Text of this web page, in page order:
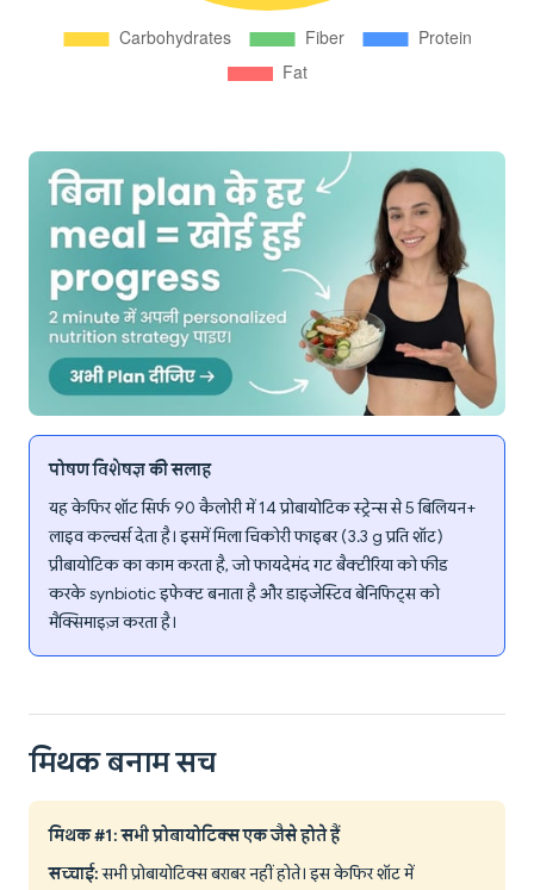
पोषण विशेषज्ञ की सलाह
यह केफिर शॉट सिर्फ 90 कैलोरी में 14 प्रोबायोटिक स्ट्रेन्स से 5 बिलियन+
लाइव कल्चर्स देता है। इसमें मिला चिकोरी फाइबर (3.3 g प्रति शॉट)
प्रीबायोटिक का काम करता है, जो फायदेमंद गट बैक्टीरिया को फीड
करके synbiotic इफेक्ट बनाता है और डाइजेस्टिव बेनिफिट्स को
मैक्सिमाइज़ करता है।
मिथक बनाम सच
मिथक #1: सभी प्रोबायोटिक्स एक जैसे होते हैं
सच्चाई:सभी प्रोबायोटिक्स बराबर नहीं होते। इस केफिर शॉट में